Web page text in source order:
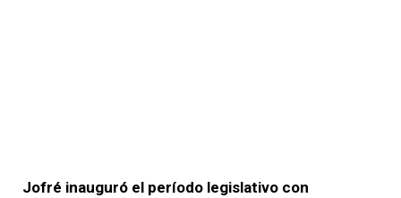
Jofré inauguró el período legislativo con